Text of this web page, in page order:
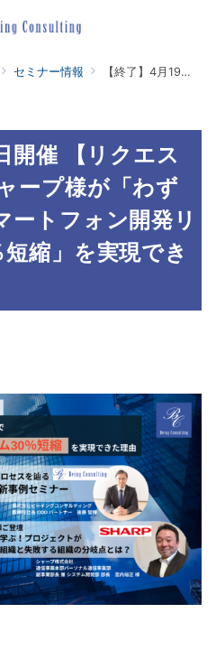
セミナー情報 【終了】4月19日開催 【リクエスト特別企画】シャープ様が「わずか6ヶ月間でスマートフォン開発リードタイム30％短縮」を実現できた理由
開催 【リクエス
ープ様が「わず
ートフォン開発リ
縮」を実現でき